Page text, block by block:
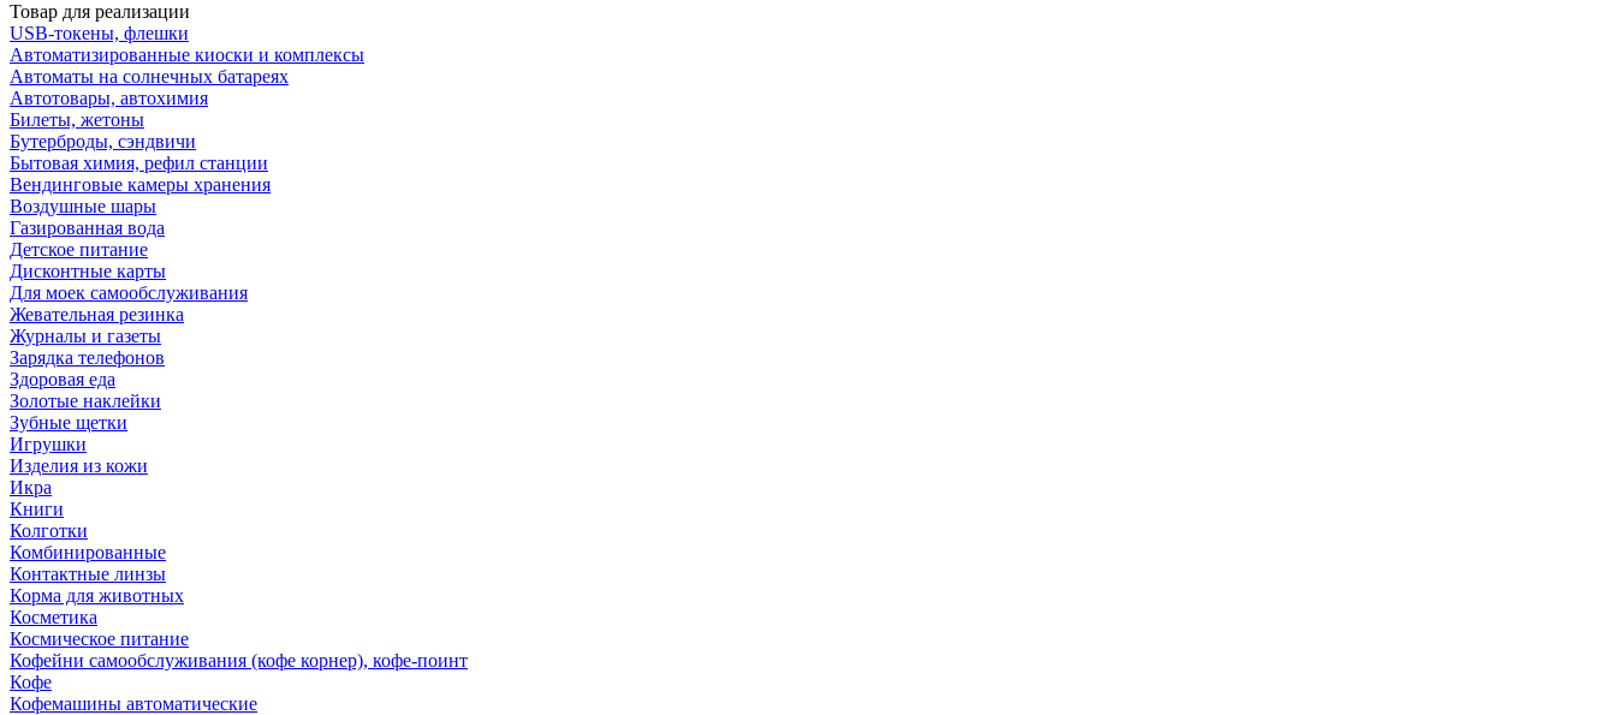
Товар для реализации
USB-токены, флешки
Автоматизированные киоски и комплексы
Автоматы на солнечных батареях
Автотовары, автохимия
Билеты, жетоны
Бутерброды, сэндвичи
Бытовая химия, рефил станции
Вендинговые камеры хранения
Воздушные шары
Газированная вода
Детское питание
Дисконтные карты
Для моек самообслуживания
Жевательная резинка
Журналы и газеты
Зарядка телефонов
Здоровая еда
Золотые наклейки
Зубные щетки
Игрушки
Изделия из кожи
Икра
Книги
Колготки
Комбинированные
Контактные линзы
Корма для животных
Косметика
Космическое питание
Кофейни самообслуживания (кофе корнер), кофе-поинт
Кофе
Кофемашины автоматические